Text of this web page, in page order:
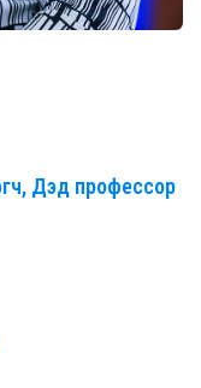
Дэд профессор